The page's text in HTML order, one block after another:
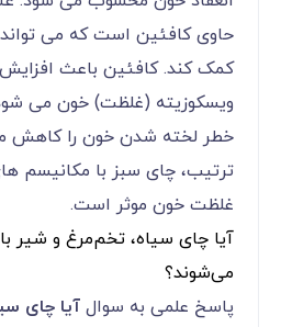
حاوی کافئین است که می
کمک کند. کافئین باعث
ویسکوزیته (غلظت) خون می
خطر لخته شدن خون را کاهش
ترتیب، چای سبز با مکانیسم
غلظت خون موثر است.
آیا چای سیاه، تخم‌مرغ و شیر
می‌شوند؟
پاسخ علمی به سوال آیا چای